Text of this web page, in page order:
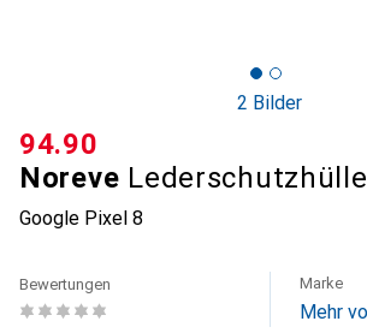
2 Bilder
Noreve Lederschutzhülle
Google Pixel 8
CHF
94.90
Bewertungen Marke
Mehr